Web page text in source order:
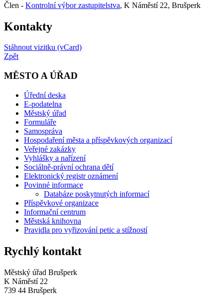
Člen - Kontrolní výbor zastupitelstva, K Náměstí 22, Brušperk
Kontakty
Stáhnout vizitku (vCard)
Zpět
MĚSTO A ÚŘAD
Úřední deska
E-podatelna
Městský úřad
Formuláře
Samospráva
Hospodaření města a příspěvkových organizací
Veřejné zakázky
Vyhlášky a nařízení
Sociálně-právní ochrana dětí
Elektronický registr oznámení
Povinné informace
Databáze poskytnutých informací
Příspěvkové organizace
Informační centrum
Městská knihovna
Pravidla pro vyřizování petic a stížností
Rychlý kontakt
Městský úřad Brušperk
K Náměstí 22
739 44 Brušperk